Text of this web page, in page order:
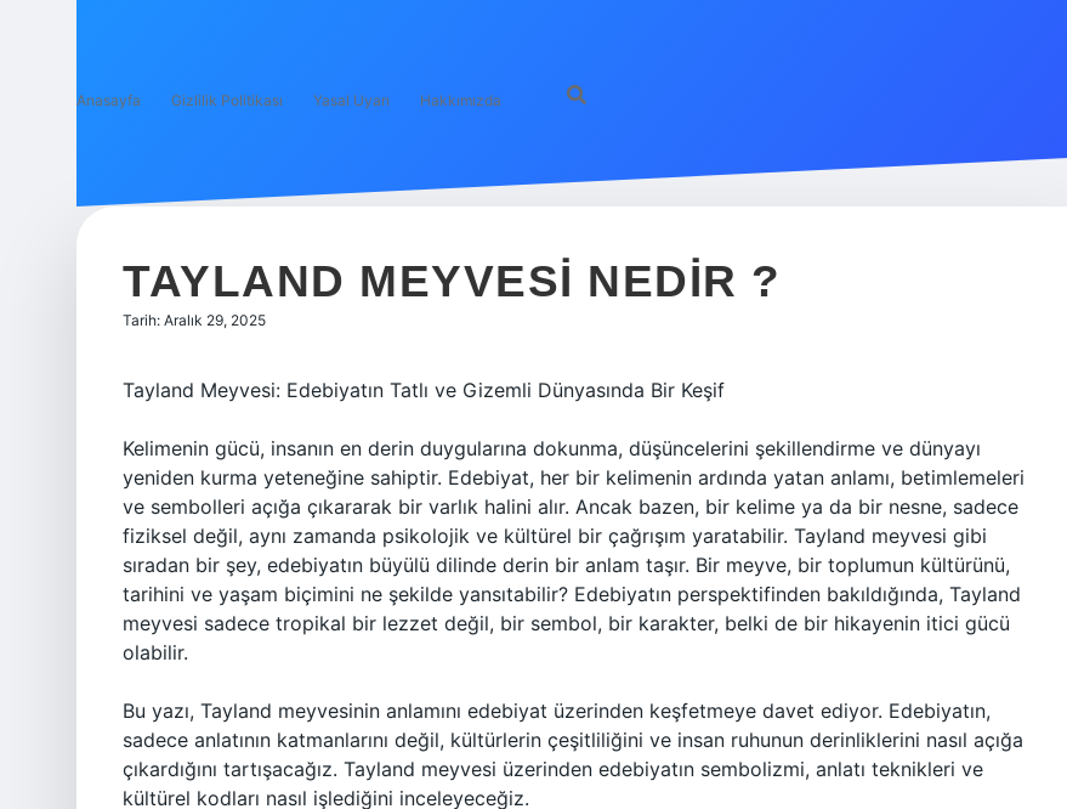
Anasayfa Gizlilik Politikası Yasal Uyarı Hakkımızda
TAYLAND MEYVESI NEDIR ?
Tarih: Aralık 29, 2025
Tayland Meyvesi: Edebiyatın Tatlı ve Gizemli Dünyasında Bir Keşif
Kelimenin gücü, insanın en derin duygularına dokunma, düşüncelerini şekillendirme ve dünyayı
yeniden kurma yeteneğine sahiptir. Edebiyat, her bir kelimenin ardında yatan anlamı, betimlemeleri
ve sembolleri açığa çıkararak bir varlık halini alır. Ancak bazen, bir kelime ya da bir nesne, sadece
fiziksel değil, aynı zamanda psikolojik ve kültürel bir çağrışım yaratabilir. Tayland meyvesi gibi
sıradan bir şey, edebiyatın büyülü dilinde derin bir anlam taşır. Bir meyve, bir toplumun kültürünü,
tarihini ve yaşam biçimini ne şekilde yansıtabilir? Edebiyatın perspektifinden bakıldığında, Tayland
meyvesi sadece tropikal bir lezzet değil, bir sembol, bir karakter, belki de bir hikayenin itici gücü
olabilir.
Bu yazı, Tayland meyvesinin anlamını edebiyat üzerinden keşfetmeye davet ediyor. Edebiyatın,
sadece anlatının katmanlarını değil, kültürlerin çeşitliliğini ve insan ruhunun derinliklerini nasıl açığa
çıkardığını tartışacağız. Tayland meyvesi üzerinden edebiyatın sembolizmi, anlatı teknikleri ve
kültürel kodları nasıl işlediğini inceleyeceğiz.